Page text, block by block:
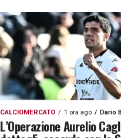
CALCIOMERCATO 1 ora ago Dario
L’Operazione Aurelio